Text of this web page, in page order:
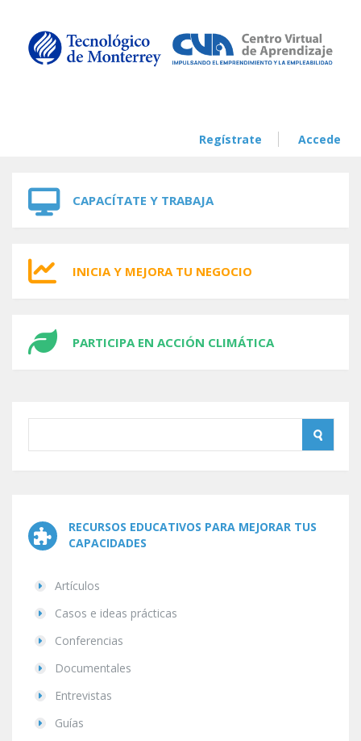
Regístrate Accede
CAPACÍTATE Y TRABAJA
INICIA Y MEJORA TU NEGOCIO
PARTICIPA EN ACCIÓN CLIMÁTICA
RECURSOS EDUCATIVOS PARA MEJORAR TUS
CAPACIDADES
Artículos
Casos e ideas prácticas
Conferencias
Documentales
Entrevistas
Guías